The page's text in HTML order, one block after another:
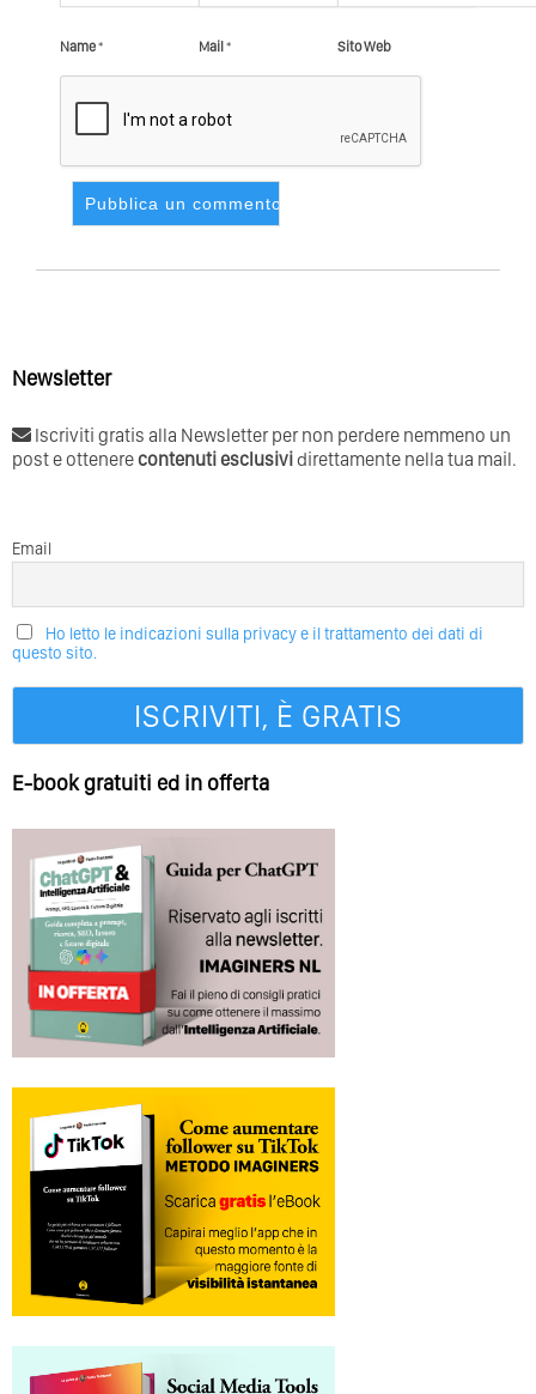
Name* Mail* Sito Web
Newsletter
Iscriviti gratis alla Newsletter per non perdere nemmeno un
post e ottenerecontenuti esclusividirettamente nella tua mail.
Email
Ho letto le indicazioni sulla privacy e il trattamento dei dati di
questo sito.
E-book gratuiti ed in offerta